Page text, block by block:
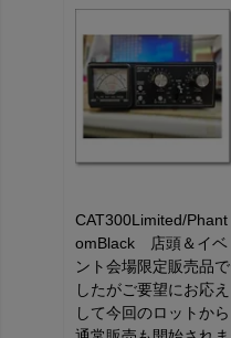
CAT300Limited/Phant
omBlack 店頭＆イベ
ント会場限定販売品で
したがご要望にお応え
して今回のロットから